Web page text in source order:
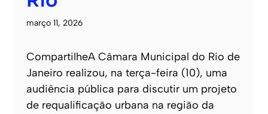
março 11, 2026
CompartilheA Câmara Municipal do Rio de
Janeiro realizou, na terça-feira (10), uma
audiência pública para discutir um projeto
de requalificação urbana na região da